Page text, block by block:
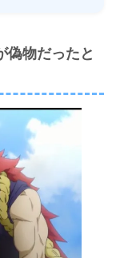
偽物だったと